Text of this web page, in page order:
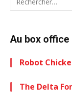
Au box office
Robot
The Delta